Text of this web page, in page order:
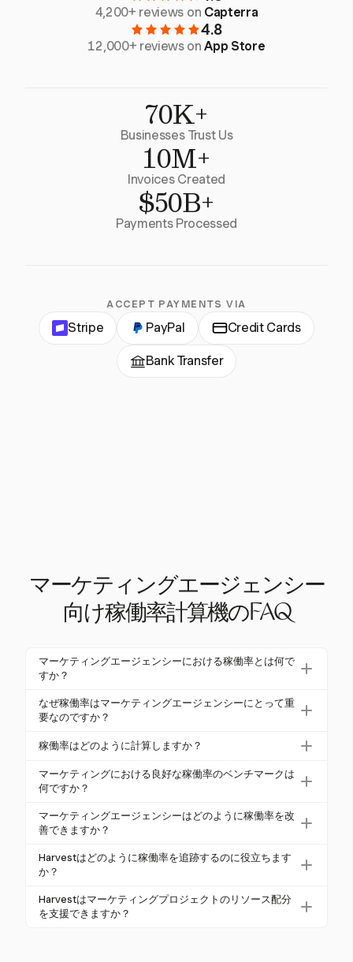
4,200+ reviews on Capterra
4.8
12,000+ reviews onApp Store
70K+
Businesses Trust Us
10M+
Invoices Created
$50B+
Payments Processed
ACCEPT PAYMENTS VIA
Stripe PayPal Credit Cards
Bank Transfer
マーケティングエージェンシー
向け稼働率計算機のFAQ
マーケティングエージェンシーにおける稼働率とは何で
すか？
マーケティングエージェンシーにおける稼働率は、
従業員の労働時間のうち、請求可能なクライアント
にとって重要であり、スタッフの時間がどれだけ効
果的に収益に変わるかを示します。エージェンシー
の一般的な目標は70%から80%の間です。
なぜ稼働率はマーケティングエージェンシーにとって重
要なのですか？
稼働率は、利益性と効率性に直接影響を与えるため
果的に配分し、収益を予測し、情報に基づいた人員
配置の決定を行うのに役立ちます。低い稼働率は非
効率を示す可能性があり、過度に高い率は燃え尽き
症候群を引き起こす可能性があります。
稼働率はどのように計算しますか？
稼働率は、総請求可能時間を総利用可能労働時間で
割り、100を掛けることで計算します。この公式は、
供し、エージェンシーの効率性を理解するために重
要です。
マーケティングにおける良好な稼働率のベンチマークは
何ですか？
マーケティングエージェンシーにとって、良好な稼
働率は通常70%から80%の範囲です。個々の配信役
0%から75%を目指すことがあります。50%未満の率
は過少利用を示し、100%は燃え尽き症候群のリスク
があるため理想的ではありません。
マーケティングエージェンシーはどのように稼働率を改
善できますか？
エージェンシーは、リソースの配分を最適化し、非
請求タスクを減らし、ワークフローを効率化するこ
ようなツールを利用して時間を追跡し、データを分
析することで、時間の浪費を特定し、全体的な効率
Harvestはどのように稼働率を追跡するのに役立ちます
か？
Harvestは、請求可能時間と非請求時間の両方を記録
することで、マーケティングエージェンシーが稼働
Harvestはマーケティングプロジェクトのリソース配分
を支援できますか？